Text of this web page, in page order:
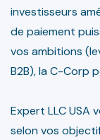
investisseurs
de paiement
vos ambitions
B2B), la C-Corp
Expert LLC USA
selon vos